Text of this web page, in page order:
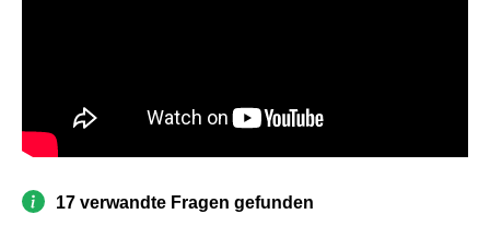
17 verwandte Fragen gefunden